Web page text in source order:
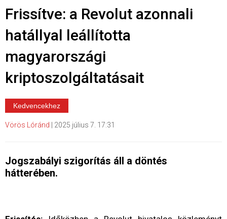
Frissítve: a Revolut azonnali
hatállyal leállította
magyarországi
kriptoszolgáltatásait
Kedvencekhez
Vörös Lóránd 2025 július 7. 17:31
Jogszabályi szigorítás áll a döntés
hátterében.